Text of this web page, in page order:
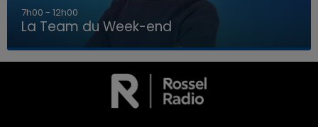
LA TEAM DU WEEK-END
16h00 - 20h00
La Team du Week-end